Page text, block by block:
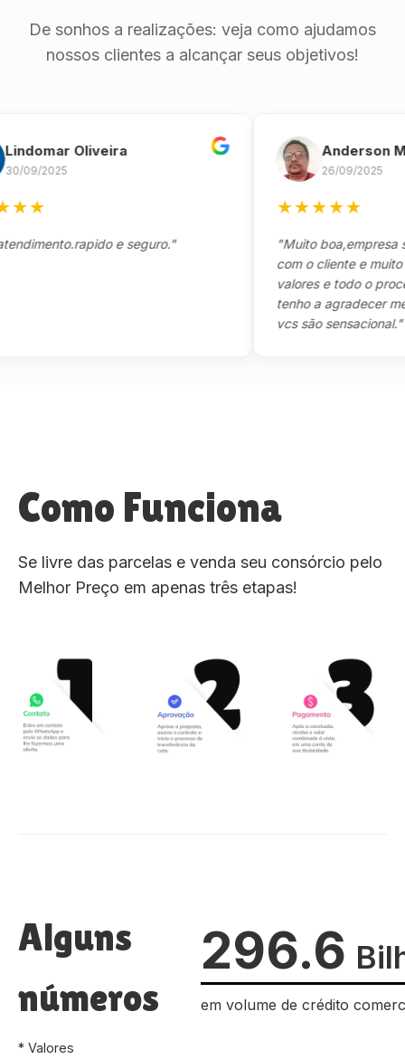
De sonhos a realizações: veja como ajudamos
nossos clientes a alcançar seus objetivos!
Oliveira
2025
e seguro."
Anderson
26/09/2025
★★★★
"Muito boa,empresa
com o cliente e muito
valores e todo o
tenho a agradecer
vcs são sensacional."
Como Funciona
Se livre das parcelas e venda seu consórcio pelo
Melhor Preço em apenas três etapas!
Alguns
números
* Valores
296.6
em volume de crédito